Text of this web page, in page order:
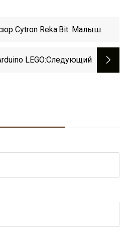
Cytron Reka:Bit: Малыш
LEGO:следующий